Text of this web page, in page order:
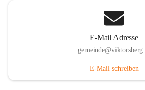
E-Mail Adresse
E-Mail schreiben